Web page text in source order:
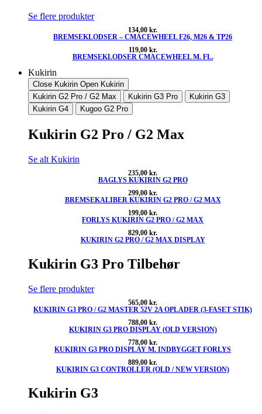
Se flere produkter
134,00 kr.
BREMSEKLODSER – CMACEWHEEL F26, M26 & TP26
119,00 kr.
BREMSEKLODSER CMACEWHEEL M. FL.
Kukirin
Close Kukirin Open Kukirin
Kukirin G2 Pro / G2 Max
Kukirin G3 Pro
Kukirin G3
Kukirin G4
Kugoo G2 Pro
Kukirin G2 Pro / G2 Max
Se alt Kukirin
235,00 kr.
BAGLYS KUKIRIN G2 PRO
299,00 kr.
BREMSEKALIBER KUKIRIN G2 PRO / G2 MAX
199,00 kr.
FORLYS KUKIRIN G2 PRO / G2 MAX
829,00 kr.
KUKIRIN G2 PRO / G2 MAX DISPLAY
Kukirin G3 Pro Tilbehør
Se flere produkter
565,00 kr.
KUKIRIN G3 PRO / G2 MASTER 52V 2A OPLADER (3-FASET STIK)
788,00 kr.
KUKIRIN G3 PRO DISPLAY (OLD VERSION)
778,00 kr.
KUKIRIN G3 PRO DISPLAY M. INDBYGGET FORLYS
889,00 kr.
KUKIRIN G3 CONTROLLER (OLD / NEW VERSION)
Kukirin G3